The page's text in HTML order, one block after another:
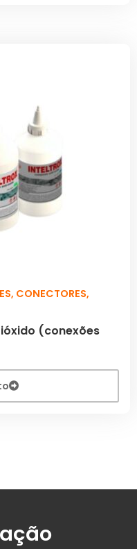
, CONECTORES,
(conexões